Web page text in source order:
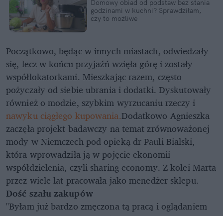
Domowy obiad od podstaw bez stania
godzinami w kuchni? Sprawdziłam,
czy to możliwe
Początkowo, będąc w innych miastach, odwiedzały
się, lecz w końcu przyjaźń wzięła górę i zostały
współlokatorkami. Mieszkając razem, często
pożyczały od siebie ubrania i dodatki. Dyskutowały
również o modzie, szybkim wyrzucaniu rzeczy i
nawyku ciągłego kupowania.Dodatkowo Agnieszka
zaczęła projekt badawczy na temat zrównoważonej
mody w Niemczech pod opieką dr Pauli Bialski,
która wprowadziła ją w pojęcie ekonomii
współdzielenia, czyli sharing economy. Z kolei Marta
przez wiele lat pracowała jako menedżer sklepu.
Dość szału zakupów
"Byłam już bardzo zmęczona tą pracą i oglądaniem